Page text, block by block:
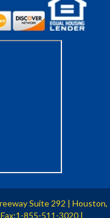
Suite 292 | Houston,
855-511-3020 |